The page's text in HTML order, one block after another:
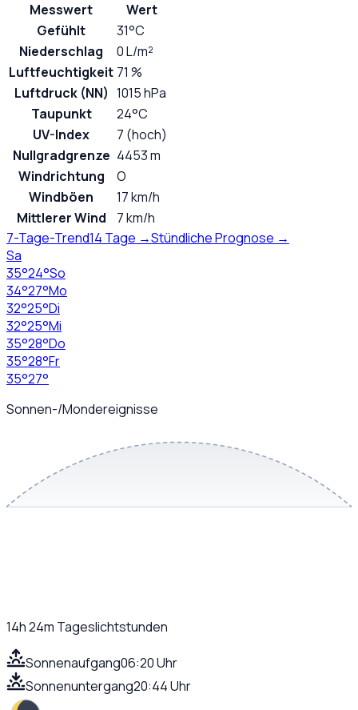
Messwert
Wert
Gefühlt
31°C
Niederschlag
0 L/m²
Luftfeuchtigkeit 71 %
Luftdruck (NN) 1015 hPa
Taupunkt
24°C
UV-Index
7 (hoch)
Nullgradgrenze 4453 m
Windrichtung
O
Windböen
17 km/h
Mittlerer Wind
7 km/h
7-Tage-Trend14 Tage →Stündliche Prognose →
Sa
35°24°So
34°27°Mo
32°25°Di
32°25°Mi
35°28°Do
35°28°Fr
35°27°
Sonnen-/Mondereignisse
14h 24m Tageslichtstunden
Sonnenaufgang06:20 Uhr
Sonnenuntergang20:44 Uhr